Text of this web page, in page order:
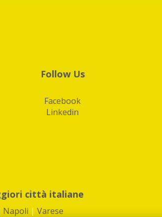
Follow Us
Facebook
Linkedin
città italiane
Napoli | Varese